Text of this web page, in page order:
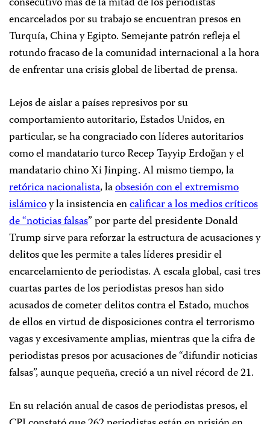
encarcelados por su trabajo se encuentran presos en
Turquía, China y Egipto. Semejante patrón refleja el
rotundo fracaso de la comunidad internacional a la hora
de enfrentar una crisis global de libertad de prensa.
Lejos de aislar a países represivos por su
comportamiento autoritario, Estados Unidos, en
particular, se ha congraciado con líderes autoritarios
como el mandatario turco Recep Tayyip Erdoğan y el
mandatario chino Xi Jinping. Al mismo tiempo, la
retórica nacionalista, laobsesión con el extremismo
islámicoy la insistencia encalificar a los medios críticos
de “noticias falsas” por parte del presidente Donald
Trump sirve para reforzar la estructura de acusaciones y
delitos que les permite a tales líderes presidir el
encarcelamiento de periodistas. A escala global, casi tres
cuartas partes de los periodistas presos han sido
acusados de cometer delitos contra el Estado, muchos
de ellos en virtud de disposiciones contra el terrorismo
vagas y excesivamente amplias, mientras que la cifra de
periodistas presos por acusaciones de “difundir noticias
falsas”, aunque pequeña, creció a un nivel récord de 21.
En su relación anual de casos de periodistas presos, el